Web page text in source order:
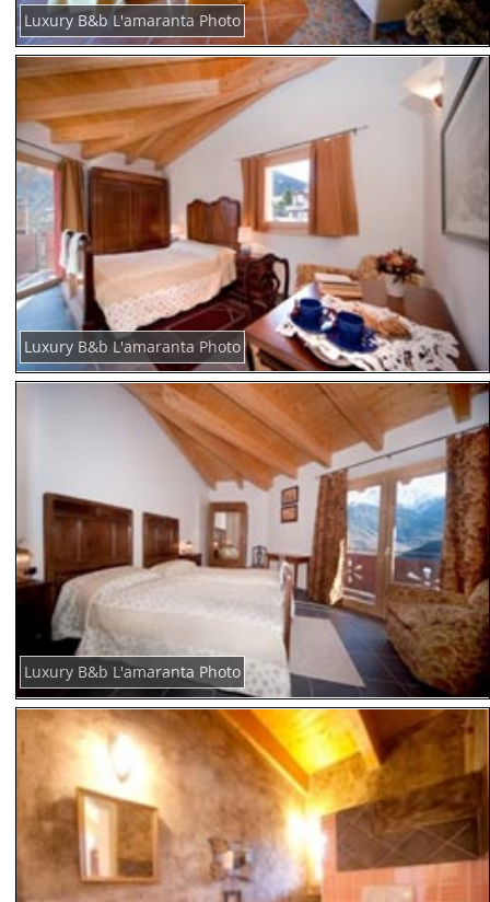
Luxury B&b L'amaranta Photo
Luxury B&b L'amaranta Photo
Luxury B&b L'amaranta Photo